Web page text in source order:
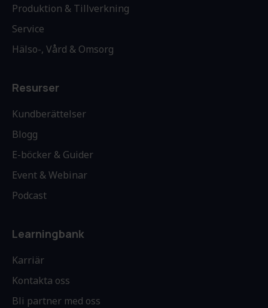
Produktion & Tillverkning
Service
Hälso-, Vård & Omsorg
Resurser
Kundberättelser
Blogg
E-böcker & Guider
Event & Webinar
Podcast
Learningbank
Karriär
Kontakta oss
Bli partner med oss